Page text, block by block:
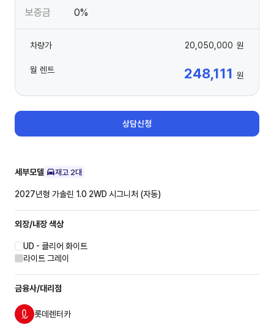
보증금
0%
차량가 20,050,000 원
월 렌트 248,111 원
상담신청
세부모델 재고 2대
2027년형 가솔린 1.0 2WD시그니처 (자동)
외장/내장색상
UD - 클리어 화이트
라이트 그레이
금융사/대리점
롯데렌터카